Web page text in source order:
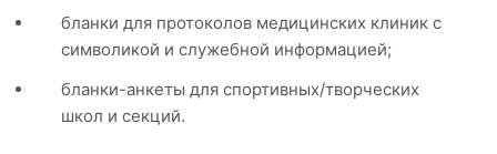
бланки для протоколов медицинских клиник с
символикой и служебной информацией;
бланки-анкеты для спортивных/творческих
школ и секций.